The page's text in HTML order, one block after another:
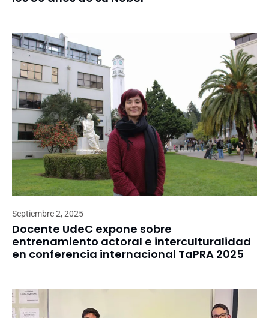
Septiembre 2, 2025
Docente UdeC expone sobre
entrenamiento actoral e interculturalidad
en conferencia internacional TaPRA 2025